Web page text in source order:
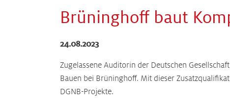
Brüninghoff baut
24.08.2023
Zugelassene Auditorin der Deutschen
Bauen bei Brüninghoff. Mit dieser
DGNB-Projekte.